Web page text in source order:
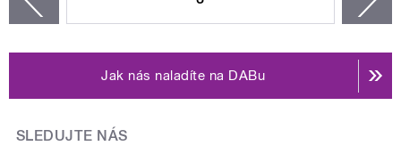
Jak nás naladíte na DABu
SLEDUJTE NÁS